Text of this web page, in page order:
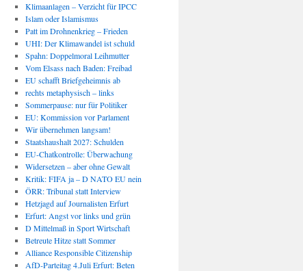
Klimaanlagen – Verzicht für IPCC
Islam oder Islamismus
Patt im Drohnenkrieg – Frieden
UHI: Der Klimawandel ist schuld
Spahn: Doppelmoral Leihmutter
Vom Elsass nach Baden: Freibad
EU schafft Briefgeheimnis ab
rechts metaphysisch – links
Sommerpause: nur für Politiker
EU: Kommission vor Parlament
Wir übernehmen langsam!
Staatshaushalt 2027: Schulden
EU-Chatkontrolle: Überwachung
Widersetzen – aber ohne Gewalt
Kritik: FIFA ja – D NATO EU nein
ÖRR: Tribunal statt Interview
Hetzjagd auf Journalisten Erfurt
Erfurt: Angst vor links und grün
D Mittelmaß in Sport Wirtschaft
Betreute Hitze statt Sommer
Alliance Responsible Citizenship
AfD-Parteitag 4.Juli Erfurt: Beten